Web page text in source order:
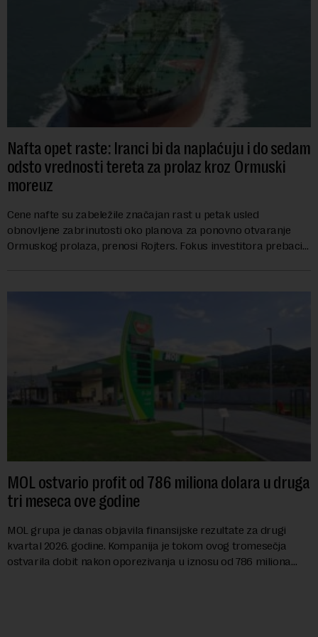
Nafta opet raste: Iranci bi da naplaćuju i do sedam
odsto vrednosti tereta za prolaz kroz Ormuski
moreuz
Cene nafte su zabeležile značajan rast u petak usled
obnovljene zabrinutosti oko planova za ponovno otvaranje
Ormuskog prolaza, prenosi Rojters. Fokus investitora prebacio
MOL ostvario profit od 786 miliona dolara u druga
tri meseca ove godine
MOL grupa je danas objavila finansijske rezultate za drugi
kvartal 2026. godine. Kompanija je tokom ovog tromesečja
ostvarila dobit nakon oporezivanja u iznosu od 786 miliona